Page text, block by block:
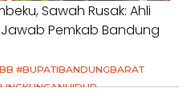
Sawah Rusak: Ahli
Pemkab Bandung
#BUPATIBANDUNGBARAT